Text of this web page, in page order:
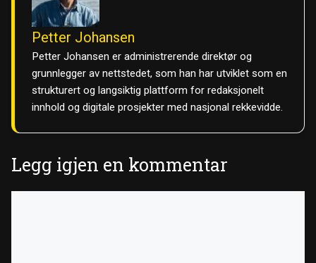
Petter Johansen
Petter Johansen er administrerende direktør og
grunnlegger av nettstedet, som han har utviklet som en
strukturert og langsiktig plattform for redaksjonelt
innhold og digitale prosjekter med nasjonal rekkevidde.
Legg igjen en kommentar